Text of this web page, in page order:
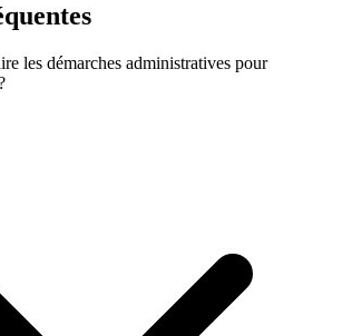
les démarches administratives pour